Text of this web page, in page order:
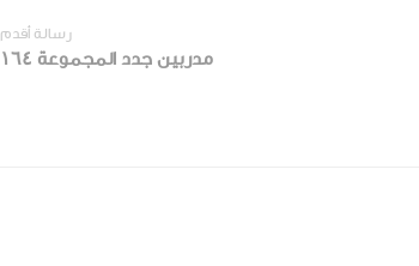
رسالة أقدم
مدربين جدد المجموعة ١٦٤